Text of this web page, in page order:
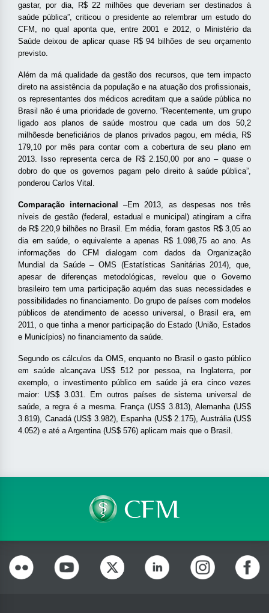
gastar, por dia, R$ 22 milhões que deveriam ser destinados à
saúde pública”, criticou o presidente ao relembrar um estudo do
CFM, no qual aponta que, entre 2001 e 2012, o Ministério da
Saúde deixou de aplicar quase R$ 94 bilhões de seu orçamento
previsto.
Além da má qualidade da gestão dos recursos, que tem impacto
direto na assistência da população e na atuação dos profissionais,
os representantes dos médicos acreditam que a saúde pública no
Brasil não é uma prioridade de governo. “Recentemente, um grupo
ligado aos planos de saúde mostrou que cada um dos 50,2
milhõesde beneficiários de planos privados pagou, em média, R$
179,10 por mês para contar com a cobertura de seu plano em
2013. Isso representa cerca de R$ 2.150,00 por ano – quase o
dobro do que os governos pagam pelo direito à saúde pública”,
ponderou Carlos Vital.
Comparação internacional
–Em 2013, as despesas nos três
níveis de gestão (federal, estadual e municipal) atingiram a cifra
de R$ 220,9 bilhões no Brasil. Em média, foram gastos R$ 3,05 ao
dia em saúde, o equivalente a apenas R$ 1.098,75 ao ano. As
informações do CFM dialogam com dados da Organização
Mundial da Saúde – OMS (Estatísticas Sanitárias 2014), que,
apesar de diferenças metodológicas, revelou que o Governo
brasileiro tem uma participação aquém das suas necessidades e
possibilidades no financiamento. Do grupo de países com modelos
públicos de atendimento de acesso universal, o Brasil era, em
2011, o que tinha a menor participação do Estado (União, Estados
e Municípios) no financiamento da saúde.
Segundo os cálculos da OMS, enquanto no Brasil o gasto público
em saúde alcançava US$ 512 por pessoa, na Inglaterra, por
exemplo, o investimento público em saúde já era cinco vezes
maior: US$ 3.031. Em outros países de sistema universal de
saúde, a regra é a mesma. França (US$ 3.813), Alemanha (US$
3.819), Canadá (US$ 3.982), Espanha (US$ 2.175), Austrália (US$
4.052) e até a Argentina (US$ 576) aplicam mais que o Brasil.